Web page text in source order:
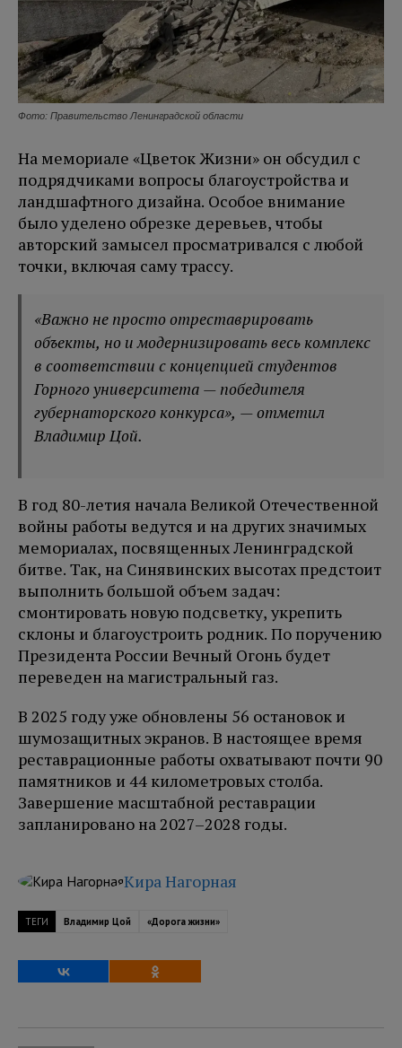
Фото: Правительство Ленинградской области
На мемориале «Цветок Жизни» он обсудил с
подрядчиками вопросы благоустройства и
ландшафтного дизайна. Особое внимание
было уделено обрезке деревьев, чтобы
авторский замысел просматривался с любой
точки, включая саму трассу.
«Важно не просто отреставрировать
объекты, но и модернизировать весь комплекс
в соответствии с концепцией студентов
Горного университета — победителя
губернаторского конкурса», — отметил
Владимир Цой.
В год 80-летия начала Великой Отечественной
войны работы ведутся и на других значимых
мемориалах, посвященных Ленинградской
битве. Так, на Синявинских высотах предстоит
выполнить большой объем задач:
смонтировать новую подсветку, укрепить
склоны и благоустроить родник. По поручению
Президента России Вечный Огонь будет
переведен на магистральный газ.
В 2025 году уже обновлены 56 остановок и
шумозащитных экранов. В настоящее время
реставрационные работы охватывают почти 90
памятников и 44 километровых столба.
Завершение масштабной реставрации
запланировано на 2027–2028 годы.
Кира Нагорная
ТЕГИ Владимир Цой «Дорога жизни»